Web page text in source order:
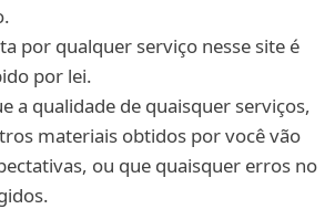
por qualquer serviço nesse site é
por lei.
a qualidade de quaisquer serviços,
materiais obtidos por você vão
ou que quaisquer erros no